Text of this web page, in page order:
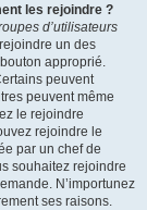
les rejoindre ?
d’utilisateurs
un des
approprié.
peuvent
peuvent même
le rejoindre
rejoindre le
par un chef de
souhaitez rejoindre
N’importunez
ses raisons.